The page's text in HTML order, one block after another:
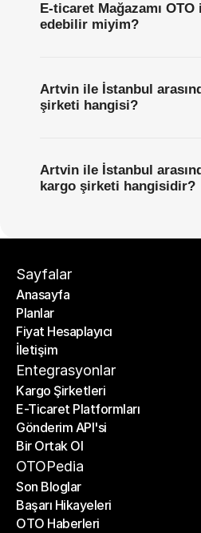
E-ticaret Mağazamı
edebilir miyim?
Artvin ile İstanbul
şirketi hangisi?
Artvin ile İstanbul
kargo şirketi hangisidir?
Sayfalar
Anasayfa
Anasayfa
Planlar
Planlar
Fiyat Hesaplayıcı
Fiyat Hesaplayıcı
İletişim
İletişim
Entegrasyonlar
Kargo Şirketleri
Kargo Şirketleri
E-Ticaret Platformları
E-Ticaret Platformları
Gönderim API'si
Gönderim API'si
Bir Ortak Ol
Bir Ortak Ol
OTOPedia
Son Bloglar
Son Bloglar
Başarı Hikayeleri
Başarı Hikayeleri
OTO Haberleri